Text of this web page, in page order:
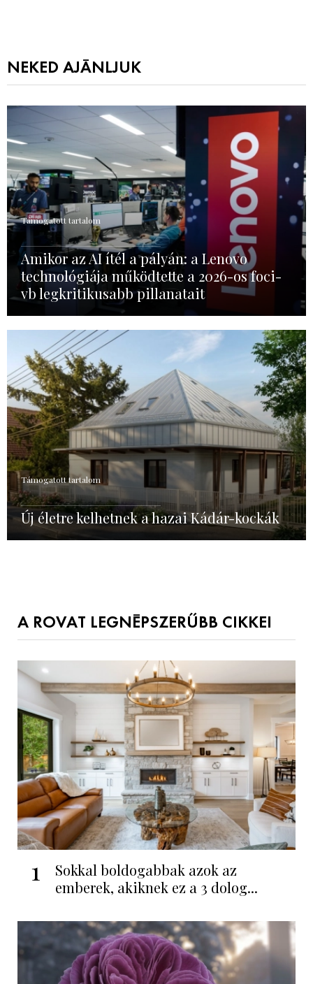
NEKED AJÁNLJUK
Támogatott tartalom
Amikor az AI ítél a pályán: a Lenovo
technológiája működtette a 2026-os foci-
vb legkritikusabb pillanatait
Támogatott tartalom
Új életre kelhetnek a hazai Kádár-kockák
A ROVAT LEGNÉPSZERŰBB CIKKEI
1
Sokkal boldogabbak azok az
emberek, akiknek ez a 3 dolog...